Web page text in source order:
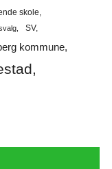
skole
SV
kommune